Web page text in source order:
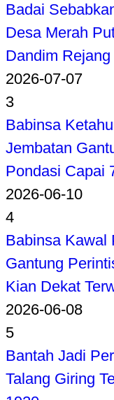
Badai
Desa Merah
Dandim
2026-07-07
3
Babinsa
Jembatan
Pondasi Capai
2026-06-10
4
Babinsa Kawal
Gantung
Kian Dekat
2026-06-08
5
Bantah Jadi
Talang Giring